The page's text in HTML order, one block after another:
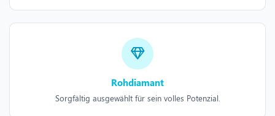
Rohdiamant
Sorgfältig ausgewählt für sein volles Potenzial.